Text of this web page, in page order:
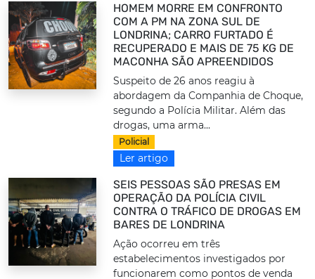
HOMEM MORRE EM CONFRONTO
COM A PM NA ZONA SUL DE
LONDRINA; CARRO FURTADO É
RECUPERADO E MAIS DE 75 KG DE
MACONHA SÃO APREENDIDOS
Suspeito de 26 anos reagiu à
abordagem da Companhia de Choque,
segundo a Polícia Militar. Além das
drogas, uma arma...
Policial
Ler artigo
SEIS PESSOAS SÃO PRESAS EM
OPERAÇÃO DA POLÍCIA CIVIL
CONTRA O TRÁFICO DE DROGAS EM
BARES DE LONDRINA
Ação ocorreu em três
estabelecimentos investigados por
funcionarem como pontos de venda